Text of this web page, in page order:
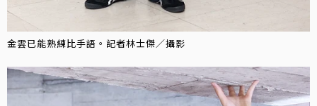
金雲已能熟練比手語。記者林士傑／攝影